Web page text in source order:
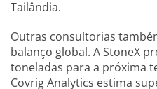
Tailândia.
Outras consultorias
balanço global. A StoneX
toneladas para a próxima
Covrig Analytics estima